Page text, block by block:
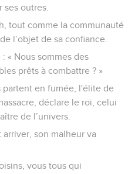
outres.
tout comme la communauté
l’objet de sa confiance.
« Nous sommes des
prêts à combattre ? »
partent en fumée, l'élite de
déclare le roi, celui
de l’univers.
son malheur va
vous tous qui